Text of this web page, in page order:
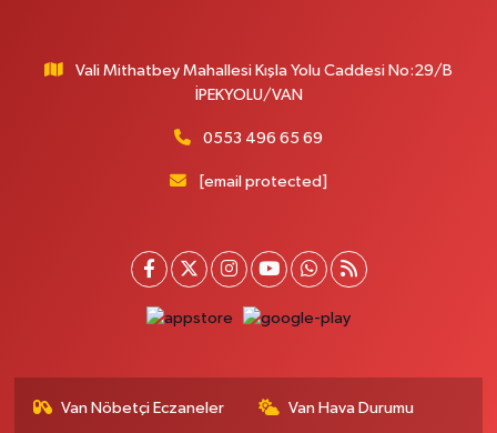
Vali Mithatbey Mahallesi Kışla Yolu Caddesi No:29/B
İPEKYOLU/VAN
0553 496 65 69
[email protected]
Van Nöbetçi Eczaneler Van Hava Durumu